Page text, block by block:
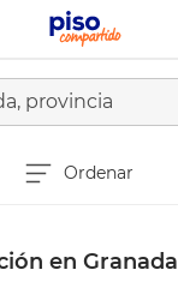
provincia
Ordenar
en Granada